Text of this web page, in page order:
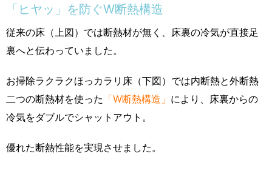
「ヒヤッ」を防ぐW断熱構造
従来の床（上図）では断熱材が無く、床裏の冷気が直接足
裏へと伝わっていました。
お掃除ラクラクほっカラリ床（下図）では内断熱と外断熱
二つの断熱材を使った 「W断熱構造」 により、床裏からの
冷気をダブルでシャットアウト。
優れた断熱性能を実現させました。